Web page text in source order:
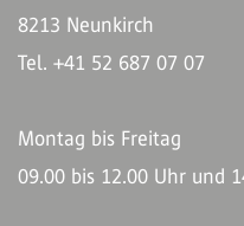
8213 Neunkirch
Tel. +41 52 687 07 07
Montag bis Freitag
09.00 bis 12.00 Uhr und